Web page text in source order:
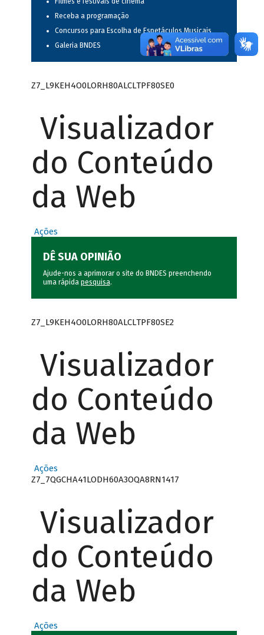
Receba a programação
Concursos para Escolha de Espetáculos Musicais
Galeria BNDES
Z7_L9KEH4O0LORH80ALCLTPF80SE0
Visualizador
do Conteúdo
da Web
Ações
DÊ SUA OPINIÃO
Ajude-nos a aprimorar o site do BNDES preenchendo
uma rápida pesquisa.
Z7_L9KEH4O0LORH80ALCLTPF80SE2
Visualizador
do Conteúdo
da Web
Ações
Z7_7QGCHA41LODH60A3OQA8RN1417
Visualizador
do Conteúdo
da Web
Ações